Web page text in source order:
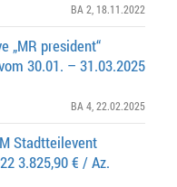
BA 2 , 18.11.2022
„MR president“
30.01. – 31.03.2025
BA 4 , 22.02.2025
Stadtteilevent
3.825,90 € / Az.